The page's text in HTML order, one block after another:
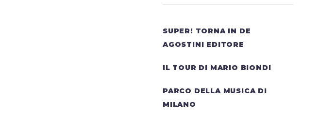
SUPER! TORNA IN DE
AGOSTINI EDITORE
IL TOUR DI MARIO BIONDI
PARCO DELLA MUSICA DI
MILANO